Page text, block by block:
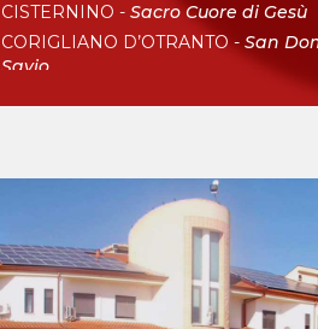
CISTERNINO - Sacro Cuore di Gesù
CORIGLIANO D’OTRANTO - San
Savio
San Giovanni Bosco
Calabria
BOVA MARINA -Don Bosco
CORIGLIANO ROSSANO - Maria